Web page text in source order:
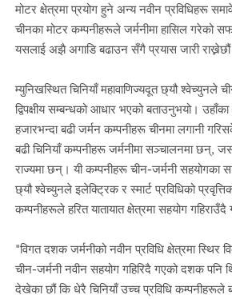
मोटर क्षेत्रमा प्रयोग हुने अन्य नवीन प्रविधिहरू
चीनका मोटर कम्पनीहरूले जर्मनीमा हासिल गरेको
यसलाई अझै अगाडि बढाउन सँगै प्रयास जारी
म्युनिखस्थित चिनियाँ महावाणिज्यदूत छ्यौ श्वेच्युनले
द्विपक्षीय सम्बन्धको आधार भएको बताउनुभयो।
हजारभन्दा बढी जर्मन कम्पनीहरू चीनमा लगानी
बढी चिनियाँ कम्पनीहरू जर्मनीमा सञ्चालनमा छन्,
राज्यमा छन्। यी कम्पनीहरू चीन-जर्मनी सहयोगका
छ्यौ श्वेच्युनले इलेक्ट्रिक र स्मार्ट प्रविधिको
कम्पनीहरूले हरित यातायात क्षेत्रमा सहयोग
"विगत दशक जर्मनीको नवीन प्रविधि क्षेत्रमा स्थिर
चीन-जर्मनी नवीन सहयोग गहिरिदै गएको दशक पनि
देखेका छौं कि धेरै चिनियाँ उच्च प्रविधि कम्पनीहरूले